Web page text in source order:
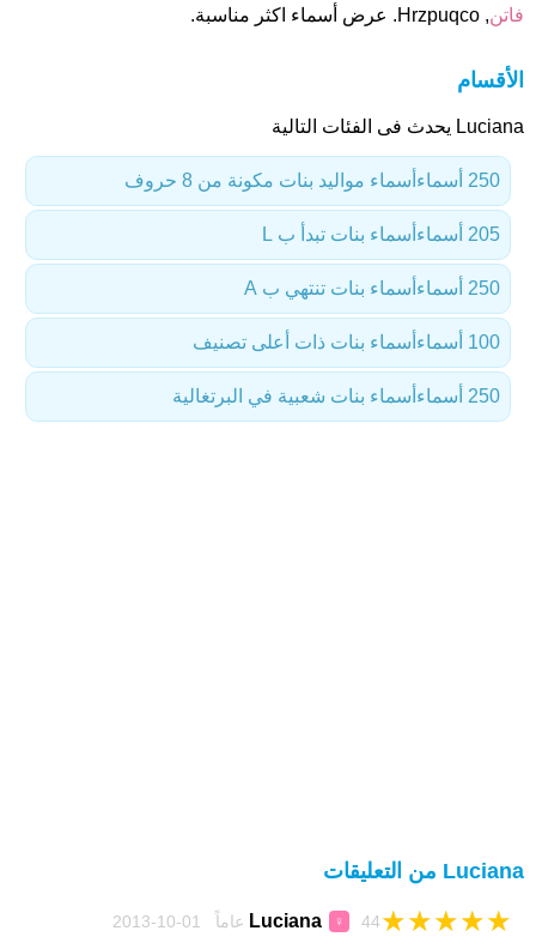
فاتن, Hrzpuqco. عرض أسماء اكثر مناسبة.
الأقسام
Luciana يحدث فى الفئات التالية
أسماء مواليد بنات مكونة من 8 حروف 250 أسماء
أسماء بنات تبدأ ب L 205 أسماء
أسماء بنات تنتهي ب A 250 أسماء
أسماء بنات ذات أعلى تصنيف 100 أسماء
أسماء بنات شعبية في البرتغالية 250 أسماء
Luciana من التعليقات
Luciana ♀ 44 عاماً 01-10-2013 ★
★
★
★
★